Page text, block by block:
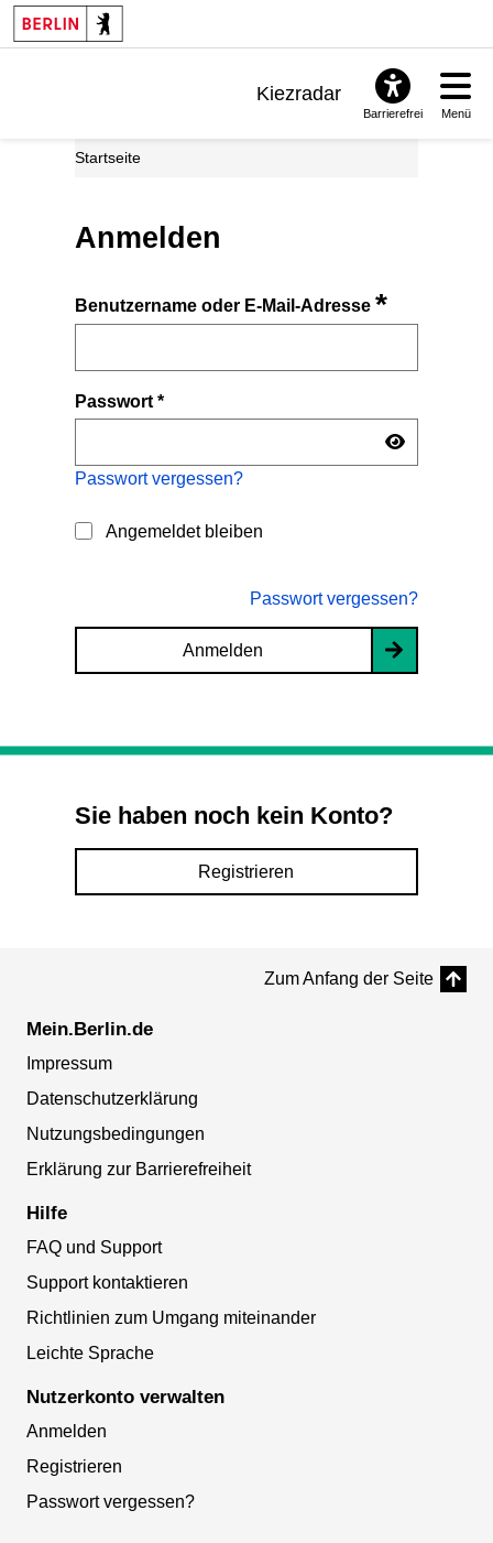
Kiezradar
Barrierefrei Menü
Startseite
Anmelden
Benutzername oder E-Mail-Adresse*
Passwort*
Passwort vergessen?
Angemeldet bleiben
Passwort vergessen?
Anmelden
Sie haben noch kein Konto?
Registrieren
Zum Anfang der Seite
Mein.Berlin.de
Impressum
Datenschutzerklärung
Nutzungsbedingungen
Erklärung zur Barrierefreiheit
Hilfe
FAQ und Support
Support kontaktieren
Richtlinien zum Umgang miteinander
Leichte Sprache
Nutzerkonto verwalten
Anmelden
Registrieren
Passwort vergessen?